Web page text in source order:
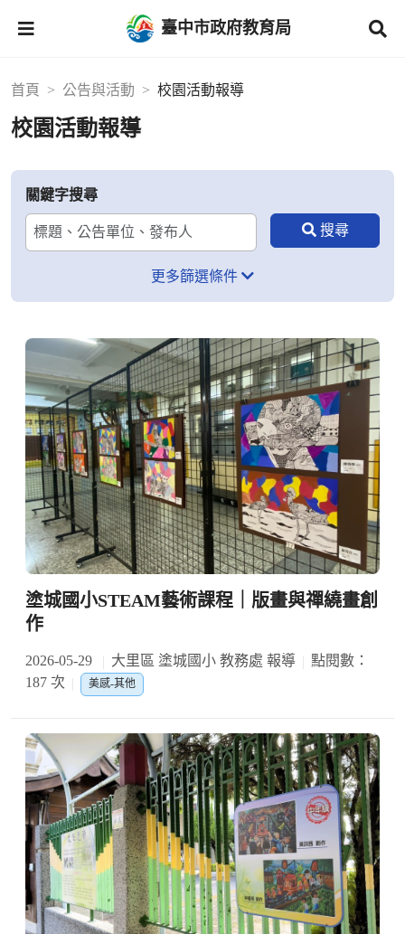
臺中市政府教育局
首頁 公告與活動 校園活動報導
校園活動報導
關鍵字搜尋
更多篩選條件
塗城國小STEAM藝術課程｜版畫與禪繞畫創
作
2026-05-29 大里區 塗城國小 教務處 報導
點閱數：
187 次
美感-其他